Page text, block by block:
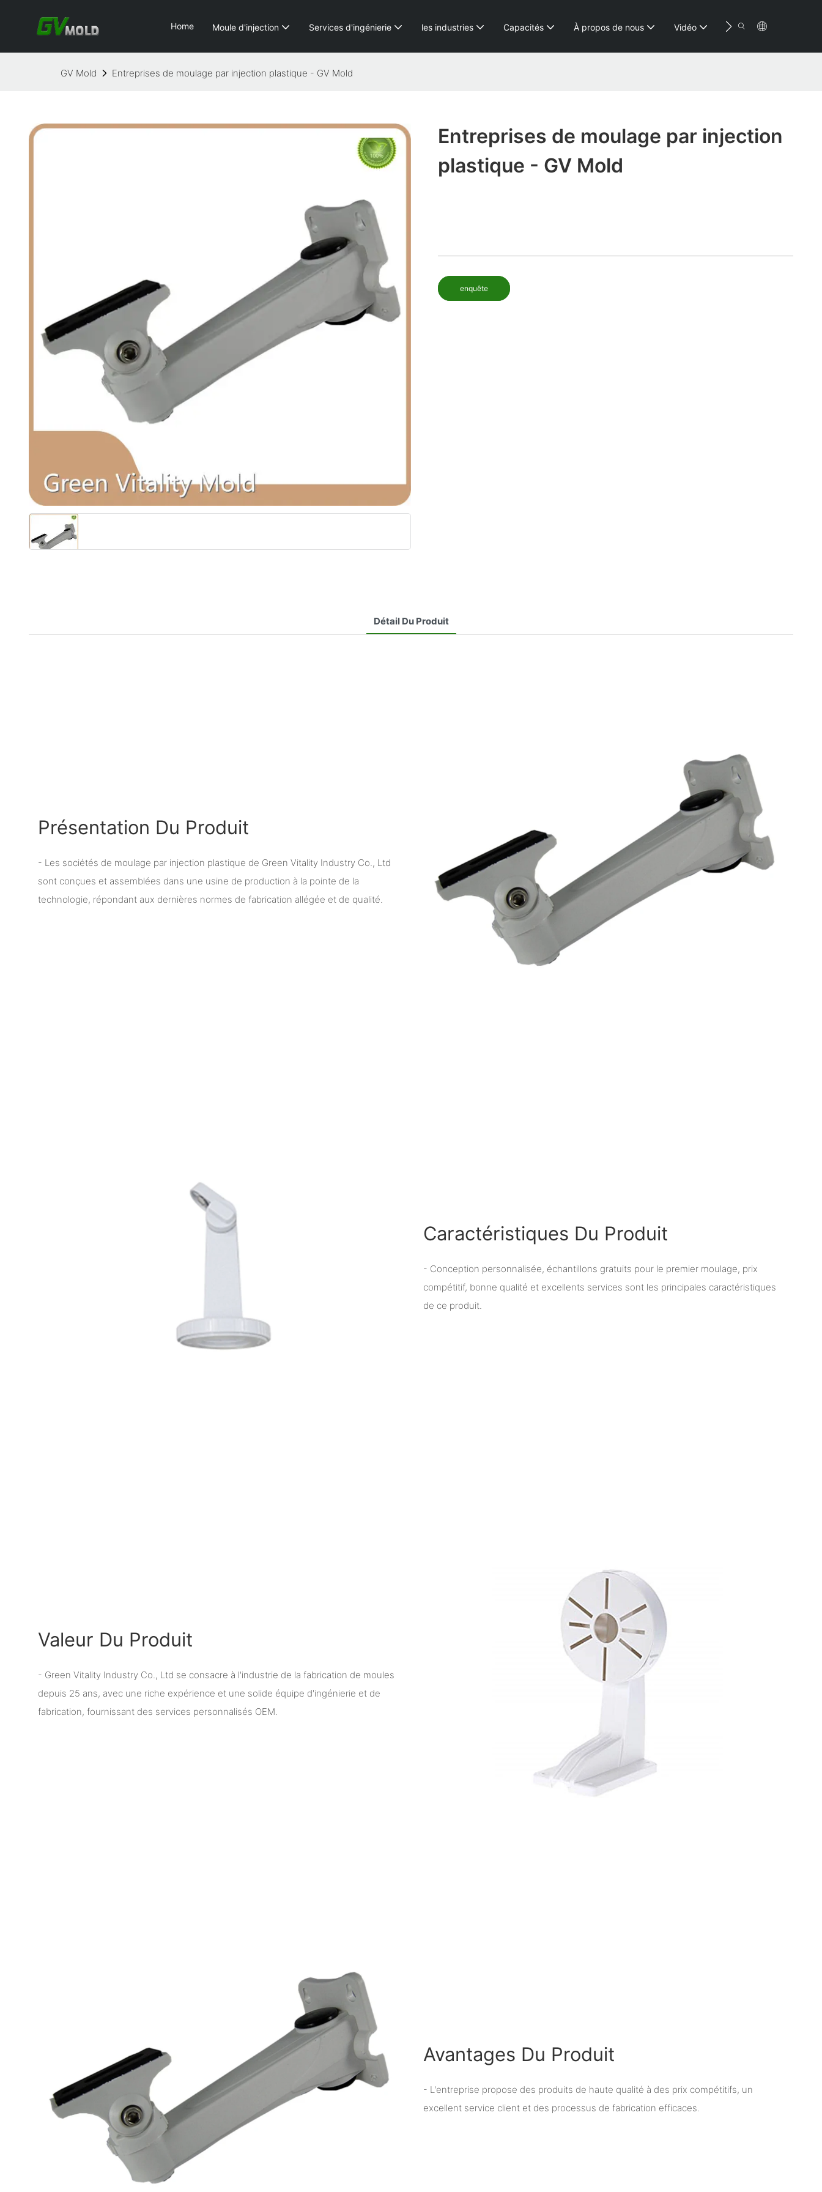
Home Moule d'injection Services d'ingénierie les industries Capacités À propos de nous Vidéo Ressource
GV Mold Entreprises de moulage par injection plastique - GV Mold
Entreprises de moulage par injection
plastique - GV Mold
enquête
Détail Du Produit
Présentation Du Produit
- Les sociétés de moulage par injection plastique de Green Vitality Industry Co., Ltd
sont conçues et assemblées dans une usine de production à la pointe de la
technologie, répondant aux dernières normes de fabrication allégée et de qualité.
Caractéristiques Du Produit
- Conception personnalisée, échantillons gratuits pour le premier moulage, prix
compétitif, bonne qualité et excellents services sont les principales caractéristiques
de ce produit.
Valeur Du Produit
- Green Vitality Industry Co., Ltd se consacre à l'industrie de la fabrication de moules
depuis 25 ans, avec une riche expérience et une solide équipe d'ingénierie et de
fabrication, fournissant des services personnalisés OEM.
Avantages Du Produit
- L'entreprise propose des produits de haute qualité à des prix compétitifs, un
excellent service client et des processus de fabrication efficaces.